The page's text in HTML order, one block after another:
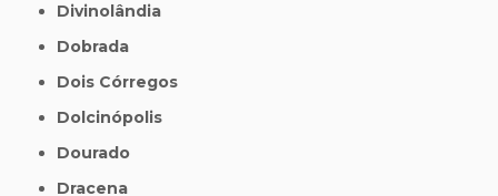
Divinolândia
Dobrada
Dois Córregos
Dolcinópolis
Dourado
Dracena